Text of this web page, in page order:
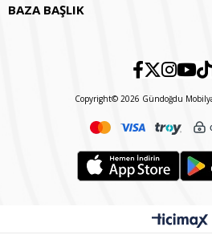
BAZA BAŞLIK
Copyright© 2026 Gündoğdu